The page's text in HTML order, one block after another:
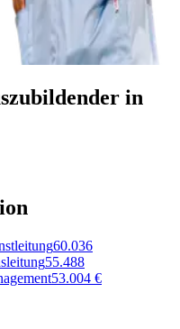
in
60.036
55.488
53.004 €